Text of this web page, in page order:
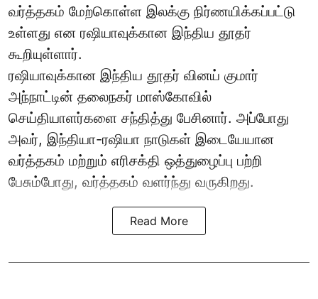
வர்த்தகம் மேற்கொள்ள இலக்கு நிர்ணயிக்கப்பட்டு
உள்ளது என ரஷியாவுக்கான இந்திய தூதர்
கூறியுள்ளார்.
ரஷியாவுக்கான இந்திய தூதர் வினய் குமார்
அந்நாட்டின் தலைநகர் மாஸ்கோவில்
செய்தியாளர்களை சந்தித்து பேசினார். அப்போது
அவர், இந்தியா-ரஷியா நாடுகள் இடையேயான
வர்த்தகம் மற்றும் எரிசக்தி ஒத்துழைப்பு பற்றி
பேசும்போது, வர்த்தகம் வளர்ந்து வருகிறது.
Read More